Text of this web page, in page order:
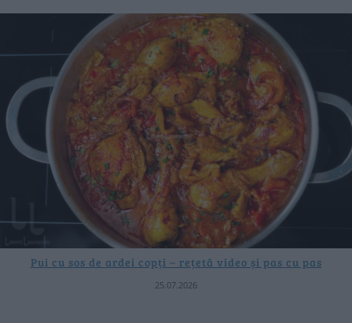
Pui cu sos de ardei copți – rețetă video și pas cu pas
25.07.2026